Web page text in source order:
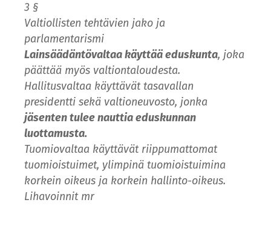
3 §
Valtiollisten tehtävien jako ja
parlamentarismi
Lainsäädäntövaltaa käyttää eduskunta, joka
päättää myös valtiontaloudesta.
Hallitusvaltaa käyttävät tasavallan
presidentti sekä valtioneuvosto, jonka
jäsenten tulee nauttia eduskunnan
luottamusta.
Tuomiovaltaa käyttävät riippumattomat
tuomioistuimet, ylimpinä tuomioistuimina
korkein oikeus ja korkein hallinto-oikeus.
Lihavoinnit mr